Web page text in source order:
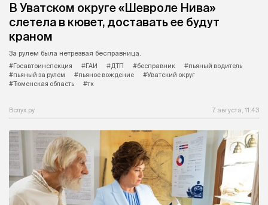
В Уватском округе «Шевроле Нива»
слетела в кювет, доставать ее будут
краном
За рулем была нетрезвая бесправница.
#Госавтоинспекция
#ГАИ #ДТП #бесправник
#пьяный водитель
#пьяный за рулем
#пьяное вождение
#Уватский округ
#Тюменская область
#тк
Вслух.ру 7 августа, 11:43